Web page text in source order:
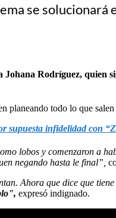
se solucionará
Rodríguez, quien
planeando todo lo que
supuesta infidelidad con
lobos y comenzaron a
negando hasta le final”,
Ahora que dice que
expresó indignado.